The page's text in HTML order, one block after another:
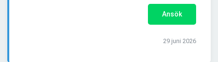
Ansök
29 juni 2026